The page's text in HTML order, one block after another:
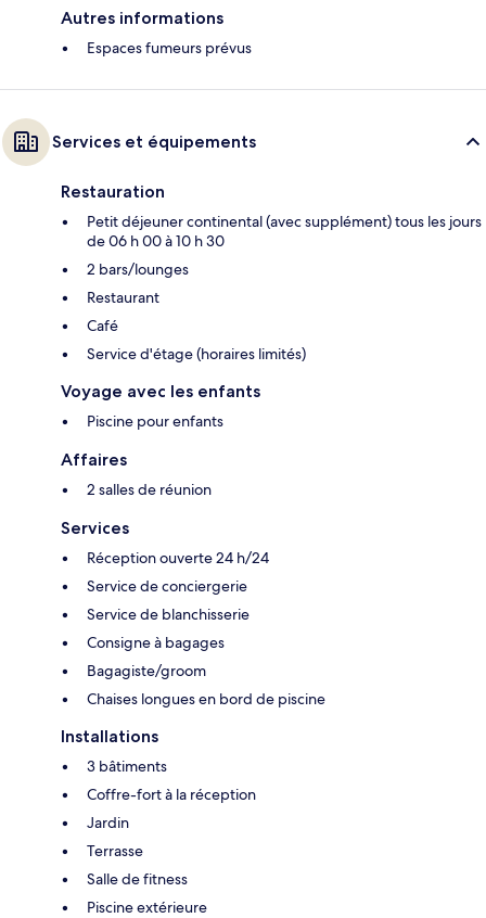
Autres informations
Espaces fumeurs prévus
Services et équipements
Restauration
Petit déjeuner continental (avec supplément) tous les jours
de 06 h 00 à 10 h 30
2 bars/lounges
Restaurant
Café
Service d'étage (horaires limités)
Voyage avec les enfants
Piscine pour enfants
Affaires
2 salles de réunion
Services
Réception ouverte 24 h/24
Service de conciergerie
Service de blanchisserie
Consigne à bagages
Bagagiste/groom
Chaises longues en bord de piscine
Installations
3 bâtiments
Coffre-fort à la réception
Jardin
Terrasse
Salle de fitness
Piscine extérieure